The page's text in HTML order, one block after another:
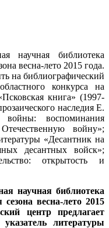
научная библиотека
весна-лето 2015 года.
на библиографический
конкурса на
книга» (1997-
наследия Е.
воспоминания
войну»;
«Десантник на
десантных войск»;
открытость и
научная библиотека
весна-лето 2015
центр предлагает
литературы